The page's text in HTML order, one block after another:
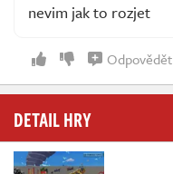
nevim jak to rozjet
Odpovědět
DETAIL HRY